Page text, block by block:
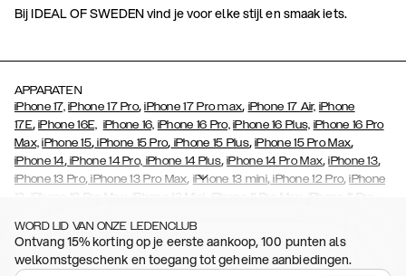
Bij IDEAL OF SWEDEN vind je voor elke stijl en smaak iets.
APPARATEN
iPhone 17, iPhone 17 Pro,iPhone 17 Pro max, iPhone 17 Air, iPhone
17E,iPhone 16E, iPhone 16, iPhone 16 Pro, iPhone 16 Plus, iPhone 16 Pro
Max, iPhone 15, iPhone 15 Pro, iPhone 15 Plus,iPhone 15 Pro Max,
iPhone 14,iPhone 14 Pro, iPhone 14 Plus,iPhone 14 Pro Max,iPhone 13,
iPhone 13 Pro, iPhone 13 Pro Max, iPhone 13 mini,iPhone 12 Pro,iPhone
12
iPhone 12 Pro Max iPhone 12 Mini iPhone 11 Pro Max iPhone 11 Pro
(2020),iPhone 8,iPhone 8 Plus,iPhone 7 iPhone 7 Plus
iPhone 6/6s Plus , iPhone 5/5s/SE , Galaxy S26 , Galaxy S26+ ,
S26 Ultra,Samsung Galaxy S25, Galaxy S25+, Galaxy S25 Ultra,
WORD LID VAN ONZE LEDENCLUB
Ontvang 15% korting op je eerste aankoop, 100 punten als
welkomstgeschenk en toegang tot geheime aanbiedingen.